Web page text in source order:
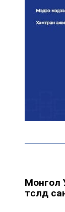
Монгол
төсөлд